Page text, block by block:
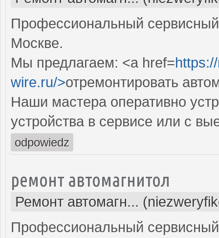
Профессиональный
Москве.
Мы предлагаем: <a href=
wire.ru/>отремонтировать
Наши мастера оперативно
устройства в сервисе или с
odpowiedz
ремонт автомагнитол
Ремонт автомагн...
Профессиональный